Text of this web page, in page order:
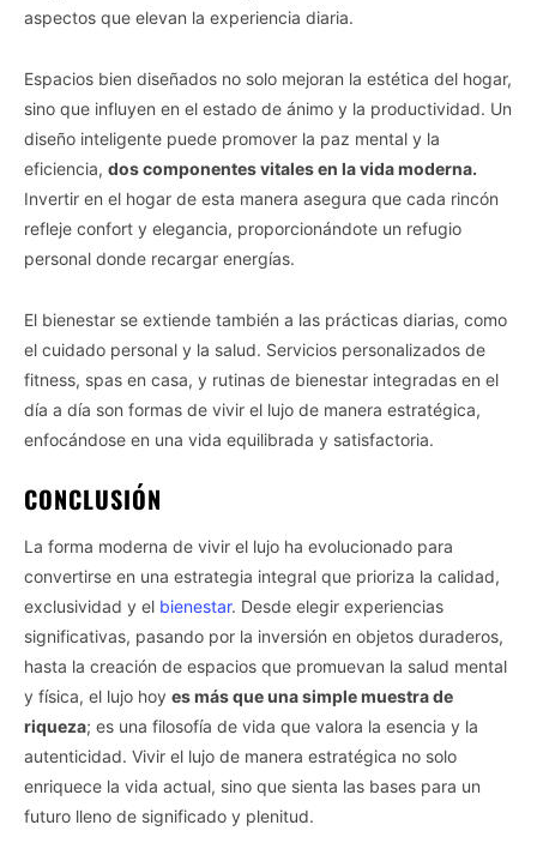
aspectos que elevan la experiencia diaria.
Espacios bien diseñados no solo mejoran la estética del hogar,
sino que influyen en el estado de ánimo y la productividad. Un
diseño inteligente puede promover la paz mental y la
eficiencia, dos componentes vitales en la vida moderna.
Invertir en el hogar de esta manera asegura que cada rincón
refleje confort y elegancia, proporcionándote un refugio
personal donde recargar energías.
El bienestar se extiende también a las prácticas diarias, como
el cuidado personal y la salud. Servicios personalizados de
fitness, spas en casa, y rutinas de bienestar integradas en el
día a día son formas de vivir el lujo de manera estratégica,
enfocándose en una vida equilibrada y satisfactoria.
CONCLUSIÓN
La forma moderna de vivir el lujo ha evolucionado para
convertirse en una estrategia integral que prioriza la calidad,
exclusividad y el bienestar. Desde elegir experiencias
significativas, pasando por la inversión en objetos duraderos,
hasta la creación de espacios que promuevan la salud mental
y física, el lujo hoy es más que una simple muestra de
riqueza; es una filosofía de vida que valora la esencia y la
autenticidad. Vivir el lujo de manera estratégica no solo
enriquece la vida actual, sino que sienta las bases para un
futuro lleno de significado y plenitud.